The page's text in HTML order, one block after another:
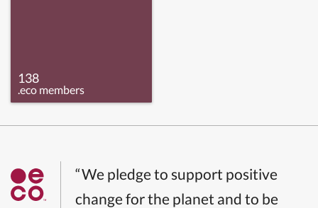
138
.eco members
“We pledge to support positive
change for the planet and to be